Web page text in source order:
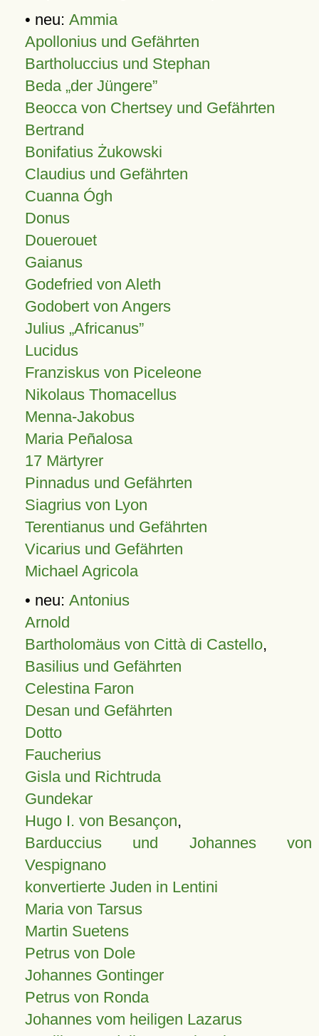
• neu: Ammia
Apollonius und Gefährten
Bartholuccius und Stephan
Beda „der Jüngere”
Beocca von Chertsey und Gefährten
Bertrand
Bonifatius Żukowski
Claudius und Gefährten
Cuanna Ógh
Donus
Douerouet
Gaianus
Godefried von Aleth
Godobert von Angers
Julius Africanus
Lucidus
Franziskus von Piceleone
Nikolaus Thomacellus
Menna-Jakobus
Maria Peñalosa
17 Märtyrer
Pinnadus und Gefährten
Siagrius von Lyon
Terentianus und Gefährten
Vicarius und Gefährten
Michael Agricola
• neu: Antonius
Arnold
Bartholomäus von Città di Castello,
Basilius und Gefährten
Celestina Faron
Desan und Gefährten
Dotto
Faucherius
Gisla und Richtruda
Gundekar
Hugo I. von Besançon,
Barduccius und Johannes von
Vespignano
konvertierte Juden in Lentini
Maria von Tarsus
Martin Suetens
Petrus von Dole
Johannes Gontinger
Petrus von Ronda
Johannes vom heiligen Lazarus